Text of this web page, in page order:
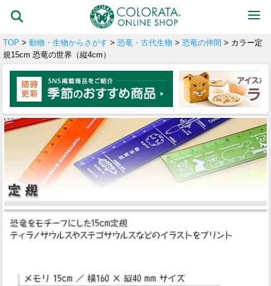
TOP > 動物・生物からさがす > 恐竜・古代生物 > 恐竜の仲間 > カラー定
規15cm 恐竜の世界（縦4cm）